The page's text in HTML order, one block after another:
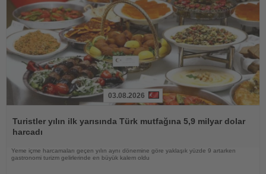
Oku
03.08.2026
Turistler yılın ilk yarısında Türk mutfağına 5,9 milyar dolar
harcadı
Yeme içme harcamaları geçen yılın aynı dönemine göre yaklaşık yüzde 9 artarken
gastronomi turizm gelirlerinde en büyük kalem oldu